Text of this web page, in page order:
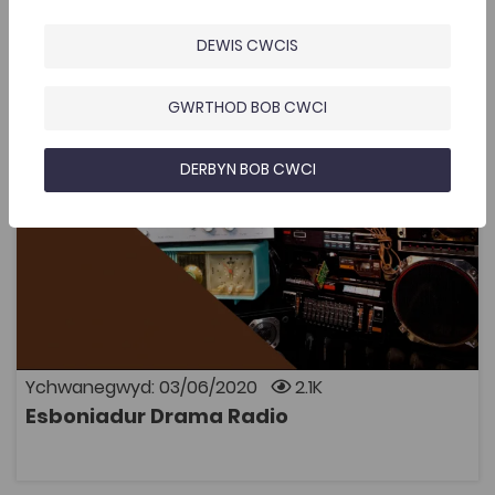
Ychwanegwyd: 03/06/2020 2.1K
Esboniadur Drama Radio
Esboniadur Drama Radio
Esboniadur
Teledu a Chyfryngau
Adnodd Coleg Cymraeg
Gwybodaeth drylwyr am dair drama allweddol:
Siwan gan Saunders Lewis Tair gan Meic Povey Tŷ ar y
Tywod gan Gwenlyn Parry
DEWIS CWCIS
GWRTHOD BOB CWCI
DERBYN BOB CWCI